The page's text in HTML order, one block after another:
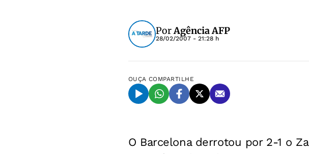
PorAgência AFP
28/02/2007 - 21:28 h
OUÇA COMPARTILHE
O Barcelona derrotou por 2-1 o